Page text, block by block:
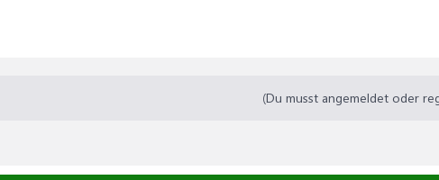
(Du musst angemeldet oder